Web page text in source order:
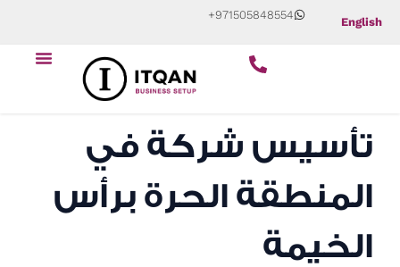
content
English
+971505848554
تأسيس شركة في
المنطقة الحرة برأس
الخيمة